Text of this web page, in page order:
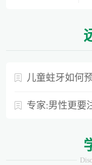
儿童蛀牙如何预
专家:男性更要注